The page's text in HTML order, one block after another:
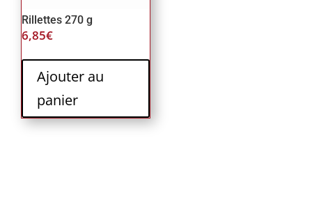
Rillettes 270 g
6,85€
Ajouter au
panier